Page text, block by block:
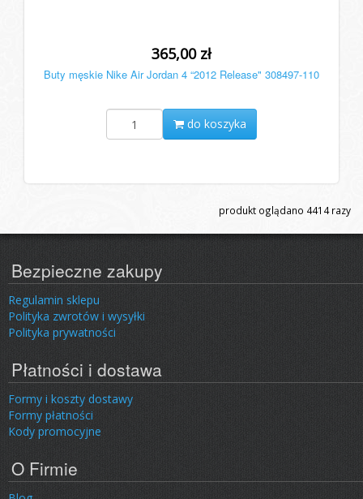
365,00 zł
Buty męskie Nike Air Jordan 4 “2012 Release" 308497-110
do koszyka
produkt oglądano 4414razy
Bezpieczne zakupy
Regulamin sklepu
Polityka zwrotów i wysyłki
Polityka prywatności
Płatności i dostawa
Formy i koszty dostawy
Formy płatności
Kody promocyjne
O Firmie